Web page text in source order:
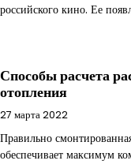
российского кино. Ее
Способы расчета
отопления
27 марта 2022
Правильно
обеспечивает максимум